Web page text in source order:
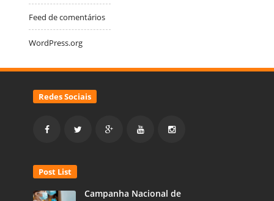
Feed de comentários
WordPress.org
Redes Sociais
Post List
Campanha Nacional de